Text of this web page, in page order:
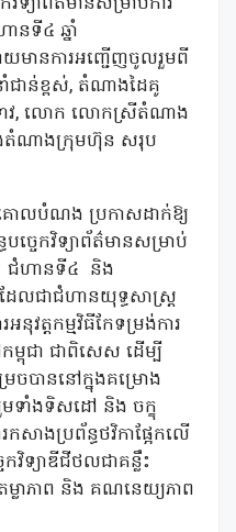
នទី៤ ឆ្នាំ
មានការអញ្ជើញចូលរួមពី
ជាន់ខ្ពស់, តំណាងដៃគូ
ាវ, លោក លោកស្រីតំណាង
ងតំណាងក្រុមហ៊ុន សរុប
គោលបំណង ប្រកាសដាក់ឱ្យ
បច្ចេកវិទ្យាព័ត៌មានសម្រាប់
ជំហានទី៤ និង
លជាជំហានយុទ្ធសាស្ត្រ
នុវត្តកម្មវិធីកែទម្រង់ការ
ម្ពុជា ជាពិសេស ដើម្បី
ចបាននៅក្នុងគម្រោង
ាំងទិសដៅ និង ចក្ខុ
សាងប្រព័ន្ធថវិកាផ្អែកលើ
កវិទ្យាឌីជីថលជាគន្លឹះ
លាភាព និង គណនេយ្យភាព